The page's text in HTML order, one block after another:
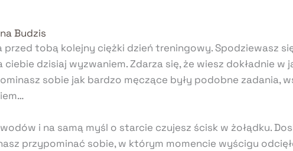
Budzis
przed tobą kolejny ciężki dzień treningowy. Spodziewasz
dzisiaj wyzwaniem. Zdarza się, że wiesz dokładnie w
sobie jak bardzo męczące były podobne zadania,
i na samą myśl o starcie czujesz ścisk w żołądku.
przypominać sobie, w którym momencie wyścigu